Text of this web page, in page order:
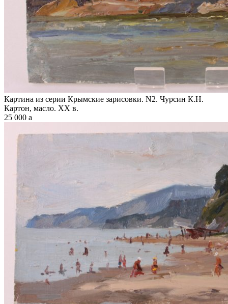
Картина из серии Крымские зарисовки. N2. Чурсин К.Н.
Картон, масло. XX в.
25 000 a